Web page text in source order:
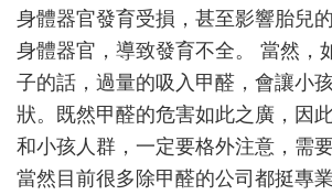
身體器官發育受損，甚至影響胎兒
身體器官，導致發育不全。 當然，
子的話，過量的吸入甲醛，會讓小
狀。既然甲醛的危害如此之廣，因
和小孩人群，一定要格外注意，需
當然目前很多除甲醛的公司都挺專